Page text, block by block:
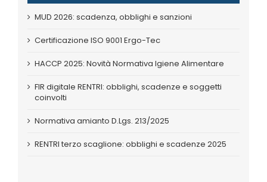
MUD 2026: scadenza, obblighi e sanzioni
Certificazione ISO 9001 Ergo-Tec
HACCP 2025: Novità Normativa Igiene Alimentare
FIR digitale RENTRI: obblighi, scadenze e soggetti
coinvolti
Normativa amianto D.Lgs. 213/2025
RENTRI terzo scaglione: obblighi e scadenze 2025